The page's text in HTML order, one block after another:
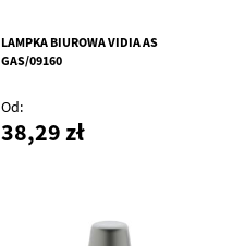
LAMPKA BIUROWA VIDIA AS
GAS/09160
Od
38,29 zł